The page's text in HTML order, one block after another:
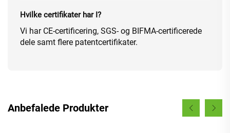
Hvilke certifikater har I?
Vi har CE-certificering, SGS- og BIFMA-certificerede
dele samt flere patentcertifikater.
Anbefalede Produkter